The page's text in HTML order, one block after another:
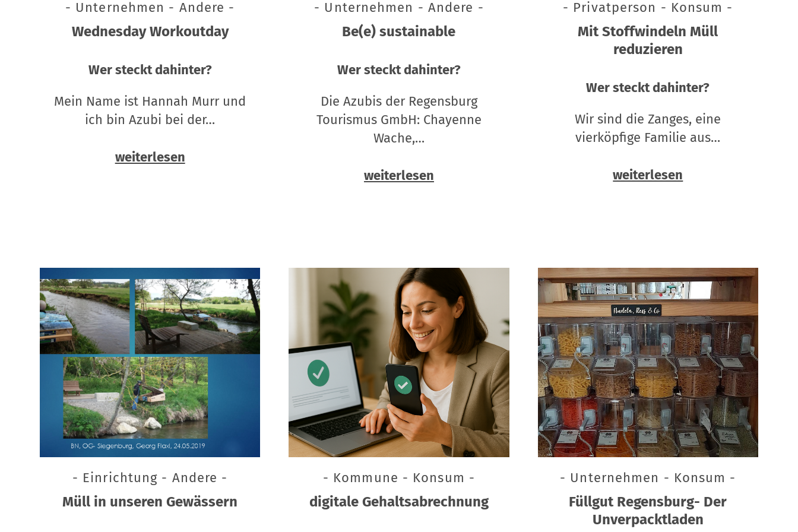
- Unternehmen - Andere -
Wednesday Workoutday
Wer steckt dahinter?
Mein Name ist Hannah Murr und
ich bin Azubi bei der…
weiterlesen
- Unternehmen - Andere -
Be(e) sustainable
Wer steckt dahinter?
Die Azubis der Regensburg
Tourismus GmbH: Chayenne
Wache,…
weiterlesen
- Privatperson - Konsum -
Mit Stoffwindeln Müll
reduzieren
Wer steckt dahinter?
Wir sind die Zanges, eine
vierköpfige Familie aus…
weiterlesen
- Einrichtung - Andere -
Müll in unseren Gewässern
- Kommune - Konsum -
digitale Gehaltsabrechnung
- Unternehmen - Konsum -
Füllgut Regensburg- Der
Unverpacktladen